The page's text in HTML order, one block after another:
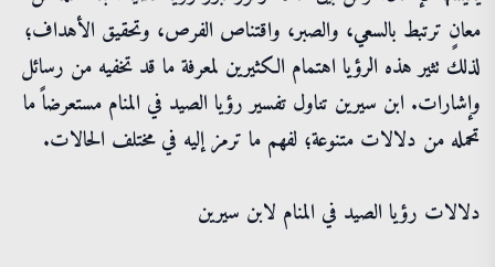
معانٍ ترتبط بالسعي، والصبر، واقتناص الفرص، وتحقيق الأهداف؛
لذلك تثير هذه الرؤيا اهتمام الكثيرين لمعرفة ما قد تخفيه من رسائل
وإشارات. ابن سيرين تناول تفسير رؤيا الصيد في المنام مستعرضاً ما
تحمله من دلالات متنوعة؛ لفهم ما ترمز إليه في مختلف الحالات.
دلالات رؤيا الصيد في المنام لابن سيرين